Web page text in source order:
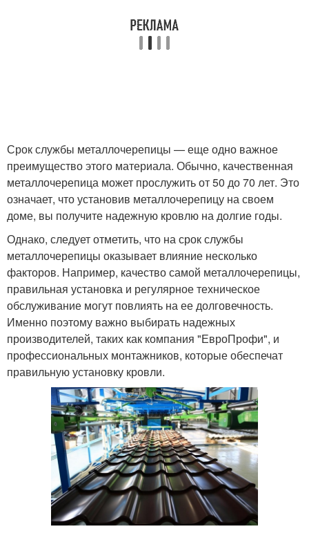
Срок службы металлочерепицы — еще одно важное
преимущество этого материала. Обычно, качественная
металлочерепица может прослужить от 50 до 70 лет. Это
означает, что установив металлочерепицу на своем
доме, вы получите надежную кровлю на долгие годы.
Однако, следует отметить, что на срок службы
металлочерепицы оказывает влияние несколько
факторов. Например, качество самой металлочерепицы,
правильная установка и регулярное техническое
обслуживание могут повлиять на ее долговечность.
Именно поэтому важно выбирать надежных
производителей, таких как компания "ЕвроПрофи", и
профессиональных монтажников, которые обеспечат
правильную установку кровли.